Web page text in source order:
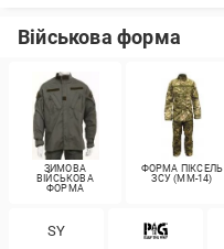
Військова форма
ЗИМОВА
ВІЙСЬКОВА
ФОРМА
ФОРМА ПІКСЕЛЬ
ЗСУ (MM-14)
SY